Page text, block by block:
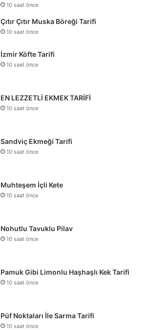
10 saat önce
Çıtır Çıtır Muska Böreği Tarifi
10 saat önce
İzmir Köfte Tarifi
10 saat önce
EN LEZZETLİ EKMEK TARİFİ
10 saat önce
Sandviç Ekmeği Tarifi
10 saat önce
Muhteşem İçli Kete
10 saat önce
Nohutlu Tavuklu Pilav
10 saat önce
Pamuk Gibi Limonlu Haşhaşlı Kek Tarifi
10 saat önce
Püf Noktaları İle Sarma Tarifi
10 saat önce